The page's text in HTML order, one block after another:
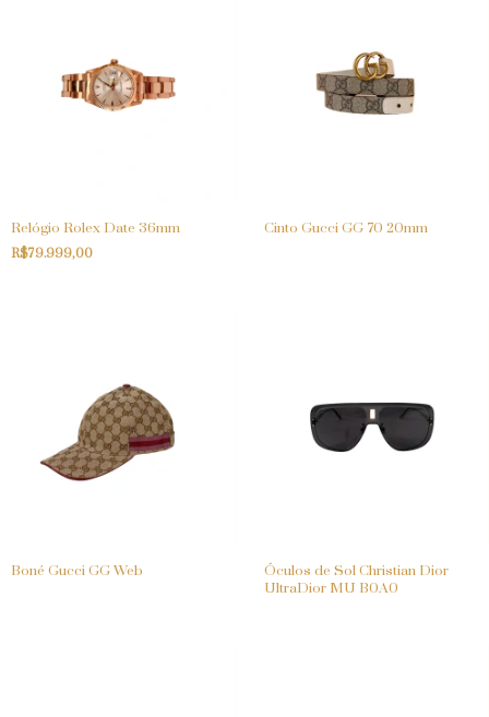
Relógio Rolex Date 36mm
R$79.999,00
Cinto Gucci GG 70 20mm
Boné Gucci GG Web
Óculos de Sol Christian Dior
UltraDior MU B0A0